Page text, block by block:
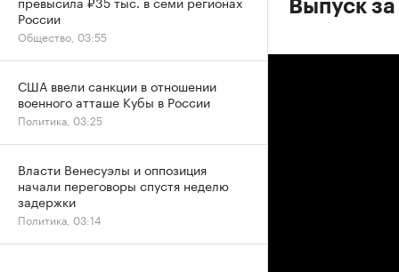
Выпуск
России
Общество, 03:55
США ввели санкции в отношении
военного атташе Кубы в России
Политика, 03:25
Власти Венесуэлы и оппозиция
начали переговоры спустя неделю
задержки
Политика, 03:14